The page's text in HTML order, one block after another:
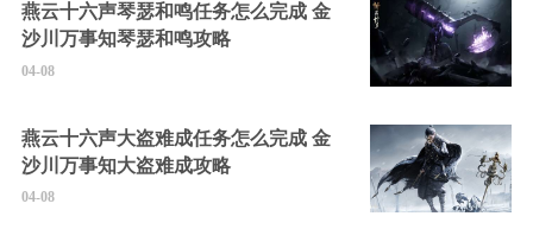
燕云十六声琴瑟和鸣任务怎么完成 金
沙川万事知琴瑟和鸣攻略
04-08
燕云十六声大盗难成任务怎么完成 金
沙川万事知大盗难成攻略
04-08